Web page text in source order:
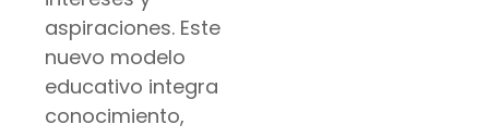
aspiraciones. Este
nuevo modelo
educativo integra
conocimiento,